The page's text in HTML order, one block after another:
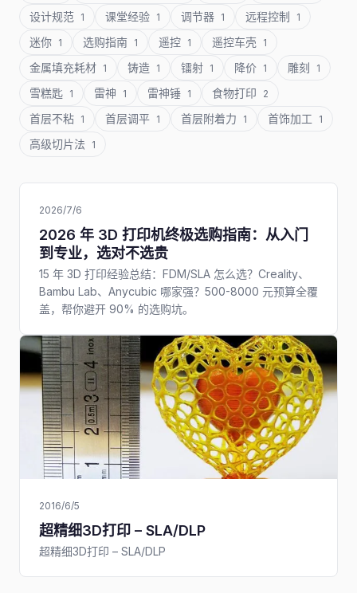
设计规范 1 课堂经验 1 调节器 1 远程控制 1
迷你 1 选购指南 1 遥控 1 遥控车壳 1
金属填充耗材 1 铸造 1 镭射 1 降价 1 雕刻 1
雪糕匙 1 雷神 1 雷神锤 1 食物打印 2
首层不粘 1 首层调平 1 首层附着力 1 首饰加工 1
高级切片法 1
2026/7/6
2026 年 3D 打印机终极选购指南：从入门
到专业，选对不选贵
15 年 3D 打印经验总结：FDM/SLA 怎么选？Creality、
Bambu Lab、Anycubic 哪家强？500-8000 元预算全覆
盖，帮你避开 90% 的选购坑。
2016/6/5
超精细3D打印 – SLA/DLP
超精细3D打印 – SLA/DLP